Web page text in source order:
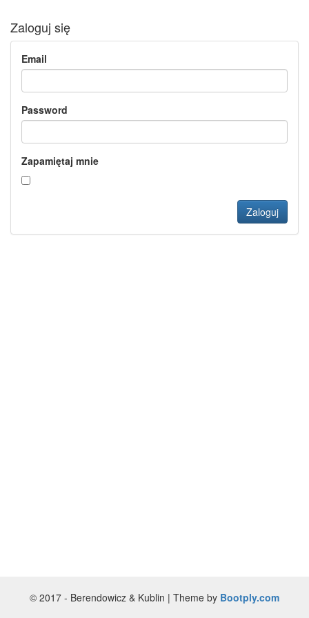
Zaloguj się
Email
Password
Zapamiętaj mnie
© 2017 - Berendowicz & Kublin | Theme by Bootply.com